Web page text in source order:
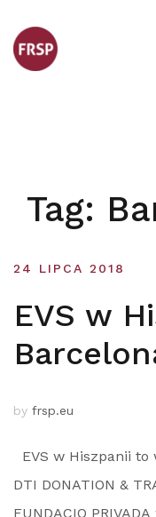
content
Tag:
24 LIPCA 2018
EVS w
by frsp.eu
EVS w Hiszpanii
DTI DONATION &
FUNDACIO